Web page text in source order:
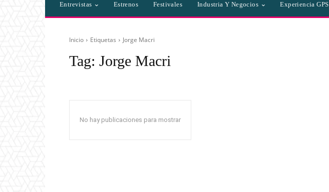
Entrevistas Estrenos Festivales Industria Y Negocios Experiencia GPS
Inicio Etiquetas Jorge Macri
Tag: Jorge Macri
No hay publicaciones para mostrar